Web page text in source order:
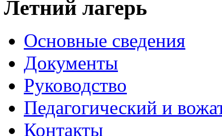
Летний лагерь
Основные сведения
Документы
Руководство
Педагогический и
Контакты